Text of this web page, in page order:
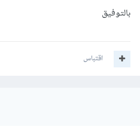
بالتوفيق
اقتباس